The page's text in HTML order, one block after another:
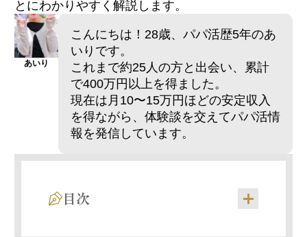
とにわかりやすく解説します。
あいり
こんにちは！28歳、パパ活歴5年のあ
いりです。
これまで約25人の方と出会い、累計
で400万円以上を得ました。
現在は月10〜15万円ほどの安定収入
を得ながら、体験談を交えてパパ活情
報を発信しています。
目次